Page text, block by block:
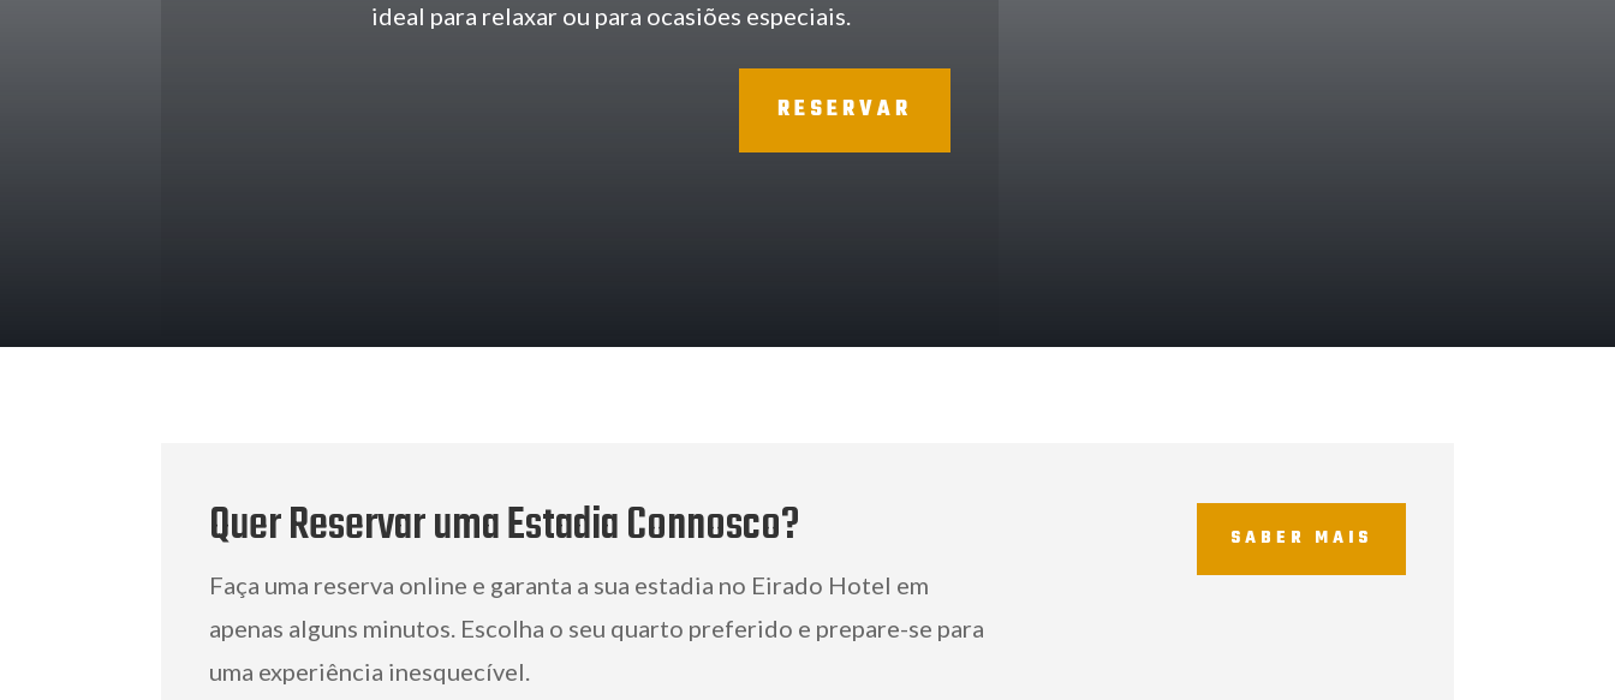
ideal para relaxar ou para ocasiões especiais.
RESERVAR
Quer Reservar uma Estadia Connosco?
Faça uma reserva online e garanta a sua estadia no Eirado Hotel em
apenas alguns minutos. Escolha o seu quarto preferido e prepare-se para
uma experiência inesquecível.
SABER MAIS